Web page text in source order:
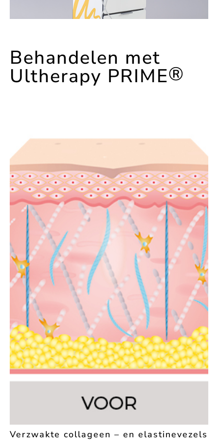
Behandelen met
Ultherapy PRIME®
Verzwakte collageen – en elastinevezels